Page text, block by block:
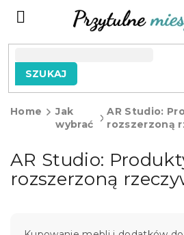
SZUKAJ
Home
Jak
wybrać
AR Studio:
rozszerzoną
AR Studio:
rozszerzoną